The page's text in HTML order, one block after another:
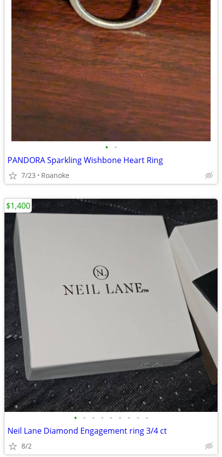
• •
PANDORA Sparkling Wishbone Heart Ring
7/23 Roanoke
• • • • • • • • •
Neil Lane Diamond Engagement ring 3/4 ct
8/2
$1,400